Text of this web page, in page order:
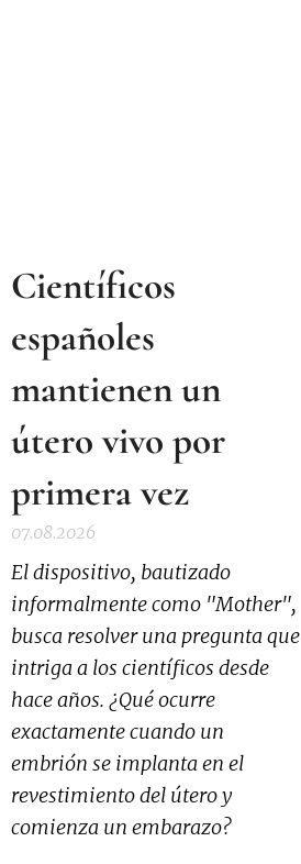
Científicos
españoles
mantienen un
útero vivo por
primera vez
07.08.2026
El dispositivo, bautizado
informalmente como "Mother",
busca resolver una pregunta que
intriga a los científicos desde
hace años. ¿Qué ocurre
exactamente cuando un
embrión se implanta en el
revestimiento del útero y
comienza un embarazo?